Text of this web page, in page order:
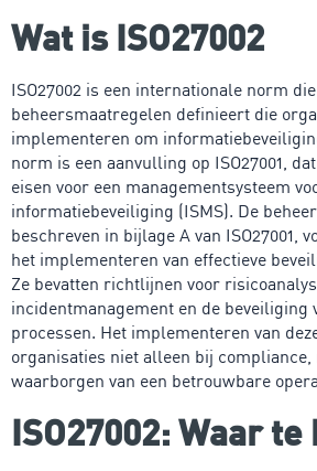
Wat is ISO27002
ISO27002 is een internationale norm
beheersmaatregelen definieert die
implementeren om
norm is een aanvulling op ISO27001,
eisen voor een managementsysteem
informatiebeveiliging (ISMS). De
beschreven in bijlage A van ISO27001,
het implementeren van effectieve
Ze bevatten richtlijnen voor
incidentmanagement en de beveiliging
processen. Het implementeren van
organisaties niet alleen bij
waarborgen van een betrouwbare
ISO27002: Waar